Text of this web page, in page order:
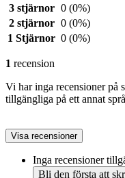
3 stjärnor 0 (0%)
2 stjärnor 0 (0%)
1 Stjärnor 0 (0%)
1 recension
Vi har inga recensioner på
tillgängliga på ett annat
Visa recensioner
Inga recensioner
Bli den första att